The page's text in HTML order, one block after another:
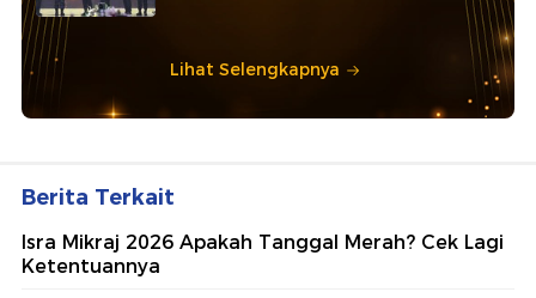
Lihat Selengkapnya
Berita Terkait
Isra Mikraj 2026 Apakah Tanggal Merah? Cek Lagi
Ketentuannya